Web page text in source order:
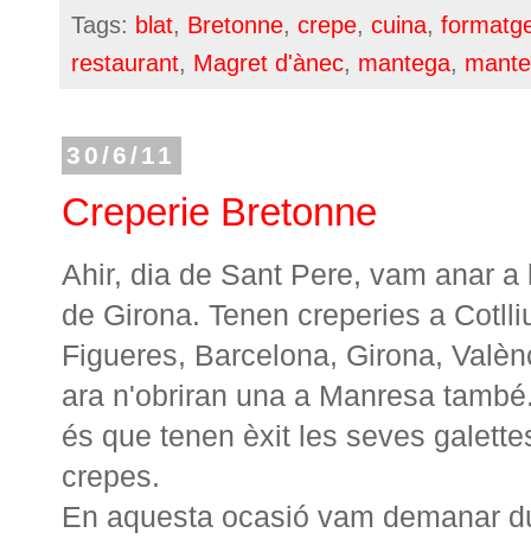
Tags: blat, Bretonne, crepe, cuina,
restaurant, Magret d'ànec, mantega,
30/6/11
Creperie Bretonne
Ahir, dia de Sant Pere, vam anar a
de Girona. Tenen creperies a
Figueres, Barcelona, Girona,
ara n'obriran una a Manresa
és que tenen èxit les seves
crepes.
En aquesta ocasió vam demanar